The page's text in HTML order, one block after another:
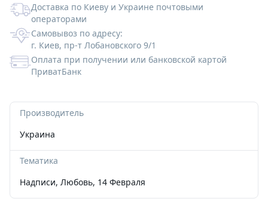
Для губ
Антиполюшн - защита в городе
Со-Эмульгаторы
Гелеобразователи
Экстракты
Жидкие экстракты (ВСГ)
СО2 экстракты
Кислоты
Регуляторы кислотности
УФ-защита
УФ-фильтры
После загара
Дезодоранты
Активные комплексы
Формы пластиковые для шоколада
Корзинки из шпона
Наполнитель
Наклейки
Вакуумные флаконы
Тубы для косметики
Стеклянная тара
Различная тара
Ангелочки
Новый Год и зима
Сердца
Тачки
Наборы
Альгинатные маски
Доставка по Киеву и Украине почтовыми
операторами
Самовывоз по адресу:
г. Киев, пр-т Лобановского 9/1
Оплата при получении или банковской картой
ПриватБанк
Производитель
Украина
Тематика
Надписи, Любовь, 14 Февраля